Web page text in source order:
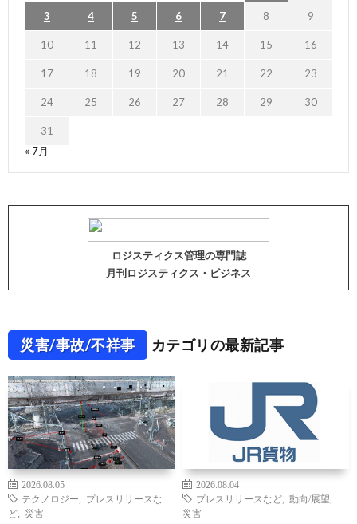
3 4 5 6 7 8 9
10 11 12 13 14 15 16
17 18 19 20 21 22 23
24 25 26 27 28 29 30
31
« 7月
ロジスティクス管理の専門誌
月刊ロジスティクス・ビジネス
災害/事故/不祥事 カテゴリの最新記事
2026.08.05
テクノロジー
プレスリリースな
ど
災害
2026.08.04
プレスリリースなど
動向/展望
災害